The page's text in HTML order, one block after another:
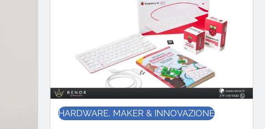
HARDWARE, MAKER & INNOVAZIONE